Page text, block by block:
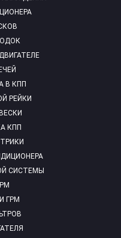
В КПП
РЕЙКИ
КПП
СИСТЕМЫ
ГРМ